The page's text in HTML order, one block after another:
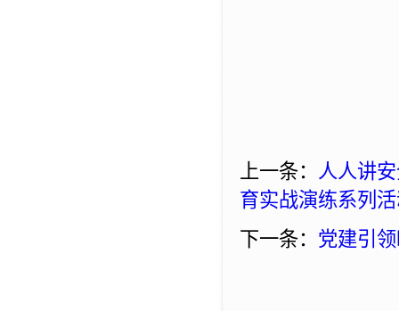
上一条： 人人讲
育实战演练系列
下一条： 党建引